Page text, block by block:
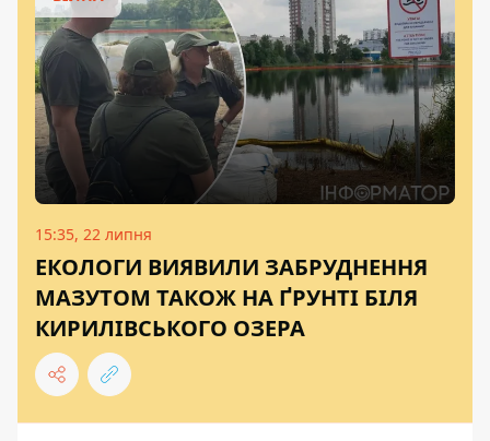
15:35, 22 липня
ЕКОЛОГИ ВИЯВИЛИ ЗАБРУДНЕННЯ
МАЗУТОМ ТАКОЖ НА ҐРУНТІ БІЛЯ
КИРИЛІВСЬКОГО ОЗЕРА